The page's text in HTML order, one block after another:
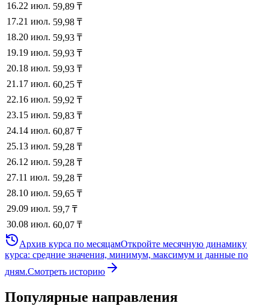
16.22 июл. 59,89 ₸
17.21 июл. 59,98 ₸
18.20 июл. 59,93 ₸
19.19 июл. 59,93 ₸
20.18 июл. 59,93 ₸
21 .17 июл. 60,25 ₸
22.16 июл. 59,92 ₸
23.15 июл. 59,83 ₸
24.14 июл. 60,87 ₸
25.13 июл. 59,28 ₸
26.12 июл. 59,28 ₸
27.11 июл. 59,28 ₸
28.10 июл. 59,65 ₸
29.09 июл. 59,7 ₸
30.08 июл. 60,07 ₸
Архив курса по месяцамОткройте месячную динамику
курса: средние значения, минимум, максимум и данные по
дням.Смотреть историю
Популярные направления